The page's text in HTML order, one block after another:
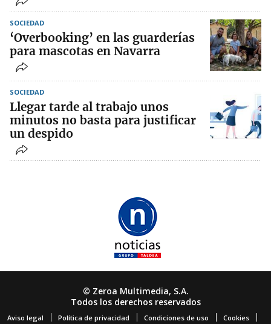
SOCIEDAD
‘Overbooking’ en las guarderías
para mascotas en Navarra
SOCIEDAD
Llegar tarde al trabajo unos
minutos no basta para justificar
un despido
© Zeroa Multimedia, S.A.
Todos los derechos reservados
Aviso legal Política de privacidad Condiciones de uso Cookies